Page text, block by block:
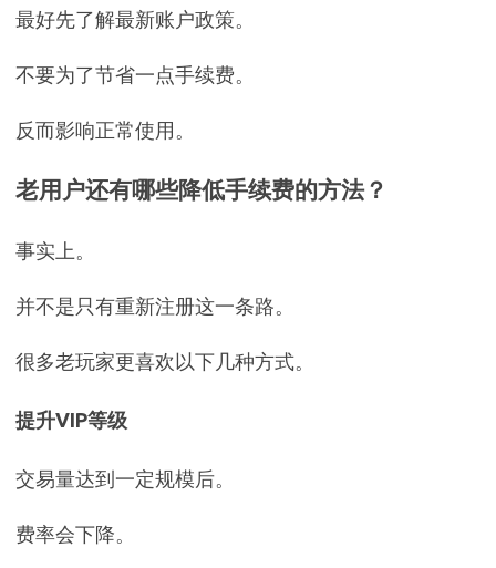
最好先了解最新账户政策。
不要为了节省一点手续费。
反而影响正常使用。
老用户还有哪些降低手续费的方法？
事实上。
并不是只有重新注册这一条路。
很多老玩家更喜欢以下几种方式。
提升VIP等级
交易量达到一定规模后。
费率会下降。